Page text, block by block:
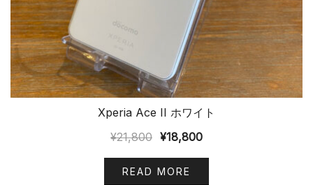
Xperia Ace II ホワイト
¥21,800 ¥18,800
READ MORE